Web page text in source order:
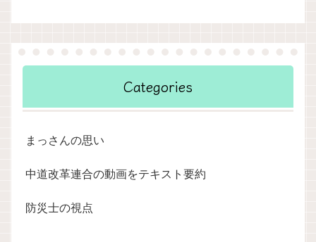
Categories
まっさんの思い
中道改革連合の動画をテキスト要約
防災士の視点